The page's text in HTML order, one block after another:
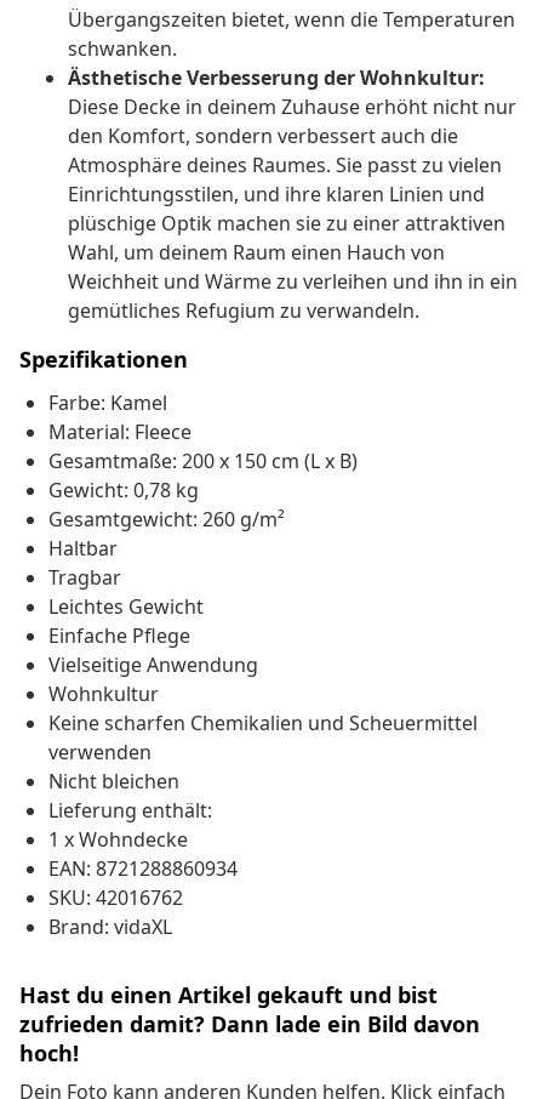
Übergangszeiten bietet, wenn die Temperaturen
schwanken.
Ästhetische Verbesserung der Wohnkultur:
Diese Decke in deinem Zuhause erhöht nicht nur
den Komfort, sondern verbessert auch die
Atmosphäre deines Raumes. Sie passt zu vielen
Einrichtungsstilen, und ihre klaren Linien und
plüschige Optik machen sie zu einer attraktiven
Wahl, um deinem Raum einen Hauch von
Weichheit und Wärme zu verleihen und ihn in ein
gemütliches Refugium zu verwandeln.
Spezifikationen
Farbe: Kamel
Material: Fleece
Gesamtmaße: 200 x 150 cm (L x B)
Gewicht: 0,78 kg
Gesamtgewicht: 260 g/m²
Haltbar
Tragbar
Leichtes Gewicht
Einfache Pflege
Vielseitige Anwendung
Wohnkultur
Keine scharfen Chemikalien und Scheuermittel
verwenden
Nicht bleichen
Lieferung enthält:
1 x Wohndecke
EAN: 8721288860934
SKU: 42016762
Brand: vidaXL
Hast du einen Artikel gekauft und bist
zufrieden damit? Dann lade ein Bild davon
hoch!
Dein Foto kann anderen Kunden helfen. Klick einfach